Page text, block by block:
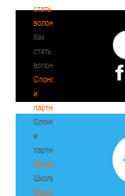
стать
волонтером
Как
стать
волонтером
Спонсоры
и
партнеры
Спонсоры
и
партнеры
Школы
Школы
Минск